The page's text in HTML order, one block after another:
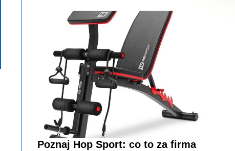
Poznaj Hop Sport: co to za firma